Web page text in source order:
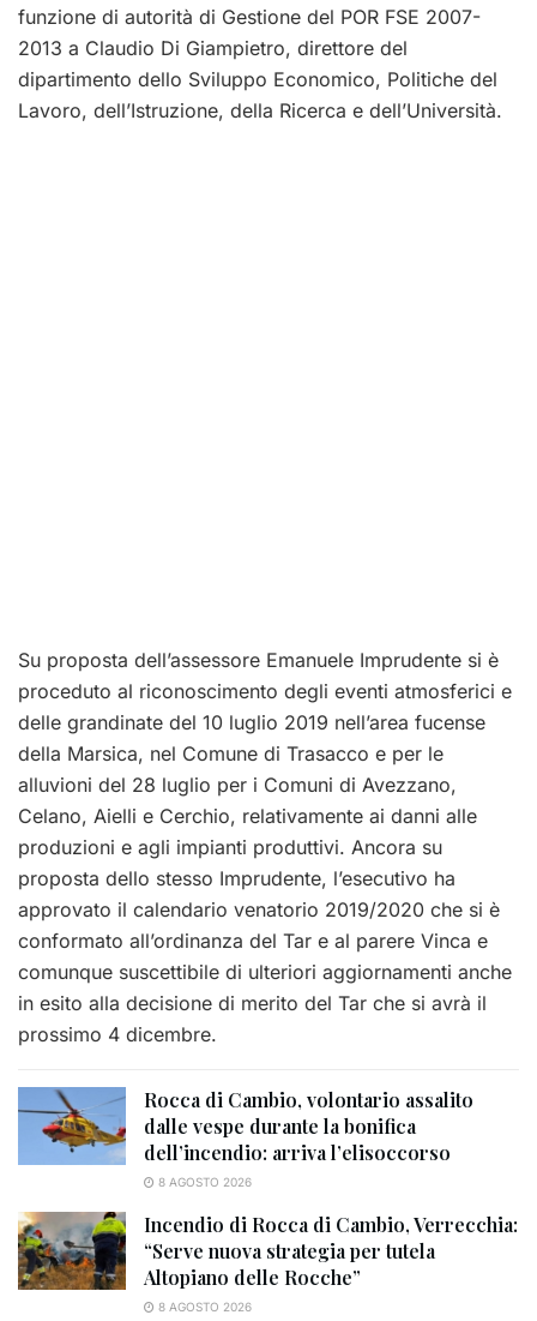
funzione di autorità di Gestione del POR FSE 2007-
2013 a Claudio Di Giampietro, direttore del
dipartimento dello Sviluppo Economico, Politiche del
Lavoro, dell’Istruzione, della Ricerca e dell’Università.
Su proposta dell’assessore Emanuele Imprudente si è
proceduto al riconoscimento degli eventi atmosferici e
delle grandinate del 10 luglio 2019 nell’area fucense
della Marsica, nel Comune di Trasacco e per le
alluvioni del 28 luglio per i Comuni di Avezzano,
Celano, Aielli e Cerchio, relativamente ai danni alle
produzioni e agli impianti produttivi. Ancora su
proposta dello stesso Imprudente, l’esecutivo ha
approvato il calendario venatorio 2019/2020 che si è
conformato all’ordinanza del Tar e al parere Vinca e
comunque suscettibile di ulteriori aggiornamenti anche
in esito alla decisione di merito del Tar che si avrà il
prossimo 4 dicembre.
Rocca di Cambio, volontario assalito
dalle vespe durante la bonifica
dell’incendio: arriva l’elisoccorso
8 AGOSTO 2026
Incendio di Rocca di Cambio, Verrecchia:
“Serve nuova strategia per tutela
Altopiano delle Rocche”
8 AGOSTO 2026